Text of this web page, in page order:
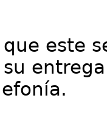
este
su